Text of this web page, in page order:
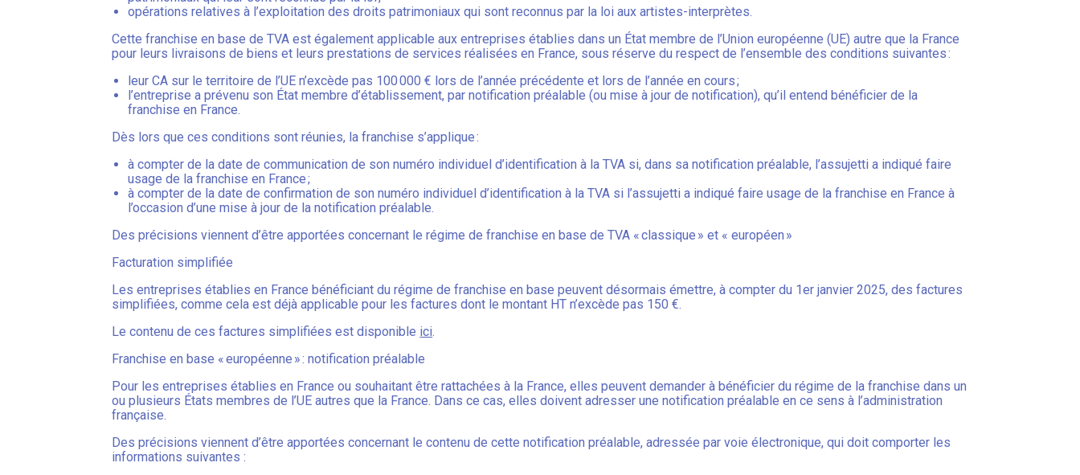
opérations relatives à l’exploitation des droits patrimoniaux qui sont reconnus par la loi aux artistes-interprètes.
Cette franchise en base de TVA est également applicable aux entreprises établies dans un État membre de l’Union européenne (UE) autre que la France
pour leurs livraisons de biens et leurs prestations de services réalisées en France, sous réserve du respect de l’ensemble des conditions suivantes :
leur CA sur le territoire de l’UE n’excède pas 100 000 € lors de l’année précédente et lors de l’année en cours ;
l’entreprise a prévenu son État membre d’établissement, par notification préalable (ou mise à jour de notification), qu’il entend bénéficier de la
franchise en France.
Dès lors que ces conditions sont réunies, la franchise s’applique :
à compter de la date de communication de son numéro individuel d’identification à la TVA si, dans sa notification préalable, l’assujetti a indiqué faire
usage de la franchise en France ;
à compter de la date de confirmation de son numéro individuel d’identification à la TVA si l’assujetti a indiqué faire usage de la franchise en France à
l’occasion d’une mise à jour de la notification préalable.
Des précisions viennent d’être apportées concernant le régime de franchise en base de TVA « classique » et « européen »
Facturation simplifiée
Les entreprises établies en France bénéficiant du régime de franchise en base peuvent désormais émettre, à compter du 1er janvier 2025, des factures
simplifiées, comme cela est déjà applicable pour les factures dont le montant HT n’excède pas 150 €.
Le contenu de ces factures simplifiées est disponible ici.
Franchise en base « européenne » : notification préalable
Pour les entreprises établies en France ou souhaitant être rattachées à la France, elles peuvent demander à bénéficier du régime de la franchise dans un
ou plusieurs États membres de l’UE autres que la France. Dans ce cas, elles doivent adresser une notification préalable en ce sens à l’administration
française.
Des précisions viennent d’être apportées concernant le contenu de cette notification préalable, adressée par voie électronique, qui doit comporter les
informations suivantes :